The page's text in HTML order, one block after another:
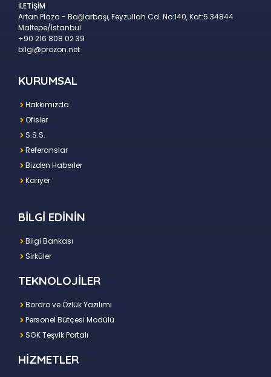
İLETİŞİM
Artan Plaza - Bağlarbaşı, Feyzullah Cd. No:140, Kat:5 34844
Maltepe/İstanbul
+90 216 808 02 39
bilgi@prozon.net
KURUMSAL
Hakkımızda
Ofisler
S.S.S.
Referanslar
Bizden Haberler
Kariyer
BİLGİ EDİNİN
Bilgi Bankası
Sirküler
TEKNOLOJİLER
Bordro ve Özlük Yazılımı
Personel Bütçesi Modülü
SGK Teşvik Portalı
HİZMETLER